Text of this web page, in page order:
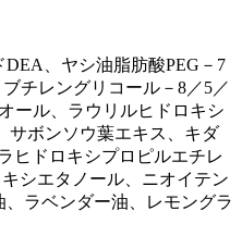
、ヤシ油脂肪酸PEG－7
チレングリコール－8／5／
ール、ラウリルヒドロキシ
サボンソウ葉エキス、キダ
ヒドロキシプロピルエチレ
シエタノール、ニオイテン
ラベンダー油、レモングラ